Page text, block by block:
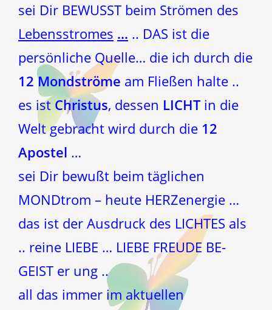
sei Dir BEWUSST beim Strömen des
Lebensstromes … .. DAS ist die
persönliche Quelle… die ich durch die
12 Mondströme am Fließen halte ..
es istChristus, dessen LICHTin die
Welt gebracht wird durch die 12
Apostel …
sei Dir bewußt beim täglichen
MONDtrom – heute HERZenergie …
das ist der Ausdruck des LICHTES als
.. reine LIEBE … LIEBE FREUDE BE-
GEIST er ung ..
all das immer im aktuellen